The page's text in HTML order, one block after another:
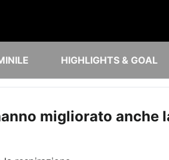
HIGHLIGHTS & GOAL
migliorato anche